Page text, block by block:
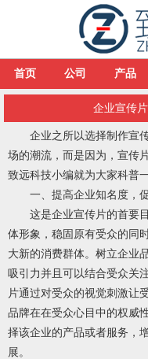
首页 公司 产品
企业宣传
企业之所以选择制作宣
场的潮流，而是因为，宣传
致远科技小编就为大家科普
一、提高企业知名度，
这是企业宣传片的首要
体形象，稳固原有受众的同
大新的消费群体。树立企业
吸引力并且可以结合受众关
片通过对受众的视觉刺激让
品牌在在受众心目中的权威
择该企业的产品或者服务，
展。